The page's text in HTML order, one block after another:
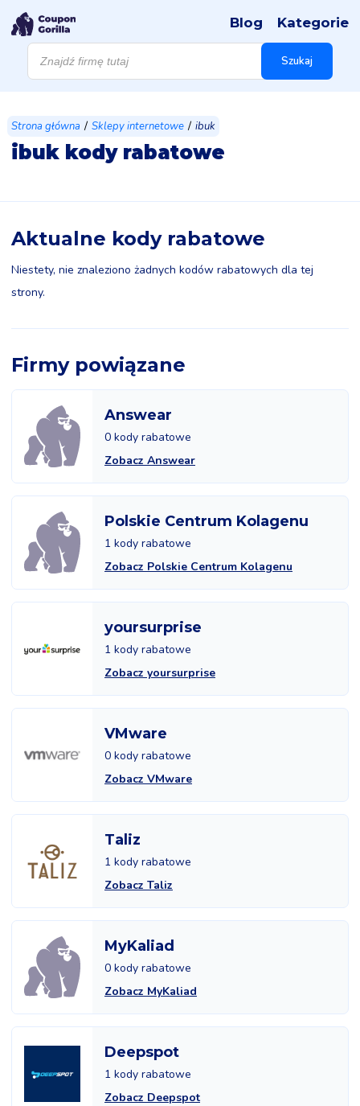
Wyszukiwarka
produktów Szukaj
Blog Kategorie
Strona główna / Sklepy internetowe / ibuk
ibuk kody rabatowe
Aktualne kody rabatowe
Niestety, nie znaleziono żadnych kodów rabatowych dla tej
strony.
Firmy powiązane
Answear
0 kody rabatowe
Zobacz Answear
Polskie Centrum Kolagenu
1 kody rabatowe
Zobacz Polskie Centrum Kolagenu
yoursurprise
1 kody rabatowe
Zobacz yoursurprise
VMware
0 kody rabatowe
Zobacz VMware
Taliz
1 kody rabatowe
Zobacz Taliz
MyKaliad
0 kody rabatowe
Zobacz MyKaliad
Deepspot
1 kody rabatowe
Zobacz Deepspot